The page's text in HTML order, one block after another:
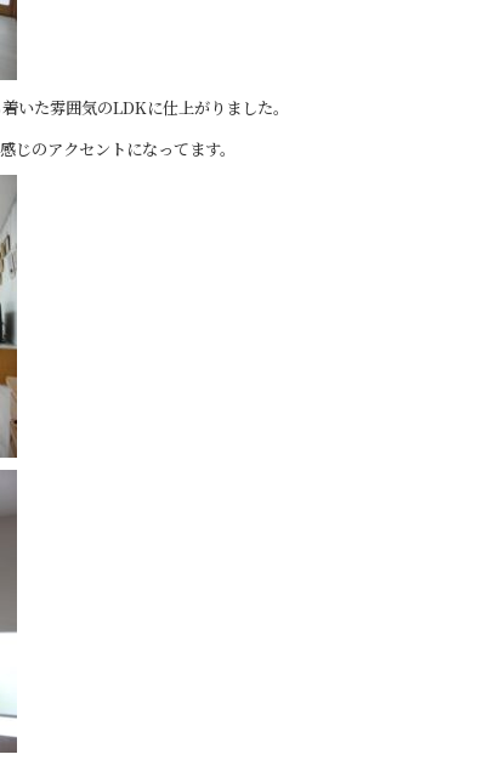
いた雰囲気のLDKに仕上がりました。
のアクセントになってます。